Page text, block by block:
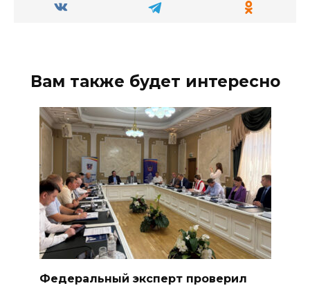
Вам также будет интересно
Федеральный эксперт проверил